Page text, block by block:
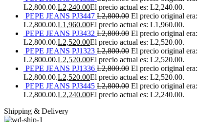
L2,800.00.L2,240.00El precio actual es: L2,240.00.
PEPE JEANS PJ3447 L2,800.00 El precio original era:
L2,800.00.L1,960.00El precio actual es: L1,960.00.
PEPE JEANS PJ3432 L2,800.00 El precio original era:
L2,800.00.L2,520.00El precio actual es: L2,520.00.
PEPE JEANS PJ1323 L2,800.00 El precio original era:
L2,800.00.L2,520.00El precio actual es: L2,520.00.
PEPE JEANS PJ1336 L2,800.00 El precio original era:
L2,800.00.L2,520.00El precio actual es: L2,520.00.
PEPE JEANS PJ3445 L2,800.00 El precio original era:
L2,800.00.L2,240.00El precio actual es: L2,240.00.
Shipping & Delivery